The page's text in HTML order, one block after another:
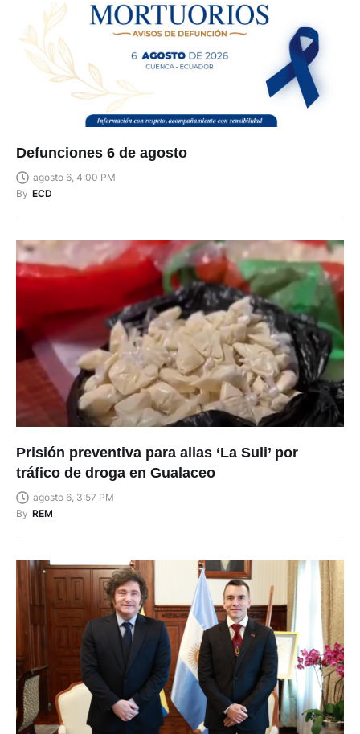
Defunciones 6 de agosto
agosto 6, 4:00 PM
By ECD
Prisión preventiva para alias ‘La Suli’ por
tráfico de droga en Gualaceo
agosto 6, 3:57 PM
By REM